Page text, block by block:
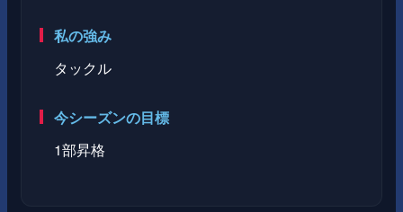
私の強み
タックル
今シーズンの目標
1部昇格